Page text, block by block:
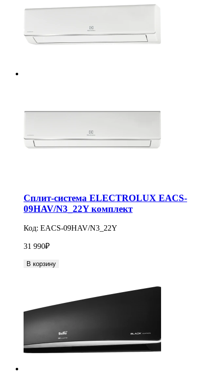
Сплит-система ELECTROLUX EACS-
09HAV/N3_22Y комплект
Код: EACS-09HAV/N3_22Y
31 990₽
В корзину